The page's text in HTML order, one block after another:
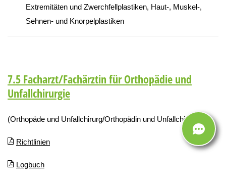
Extremitäten und Zwerchfellplastiken, Haut-, Muskel-,
Sehnen- und Knorpelplastiken
7.5 Facharzt/Fachärztin für Orthopädie und
Unfallchirurgie
(Orthopäde und Unfallchirurg/Orthopädin und Unfallchirurgin)
Richtlinien
Logbuch